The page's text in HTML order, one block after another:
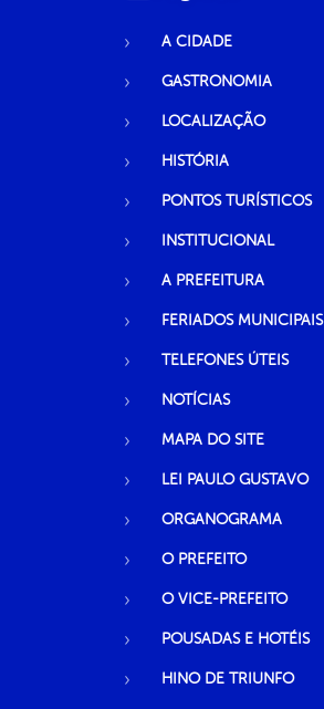
A CIDADE
GASTRONOMIA
LOCALIZAÇÃO
HISTÓRIA
PONTOS TURÍSTICOS
INSTITUCIONAL
A PREFEITURA
FERIADOS MUNICIPAIS
TELEFONES ÚTEIS
NOTÍCIAS
MAPA DO SITE
LEI PAULO GUSTAVO
ORGANOGRAMA
O PREFEITO
O VICE-PREFEITO
POUSADAS E HOTÉIS
HINO DE TRIUNFO